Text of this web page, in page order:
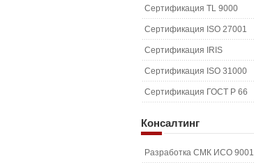
Сертификация TL 9000
Сертификация ISO 27001
Сертификация IRIS
Сертификация ISO 31000
Сертификация ГОСТ Р 66
Консалтинг
Разработка СМК ИСО 9001